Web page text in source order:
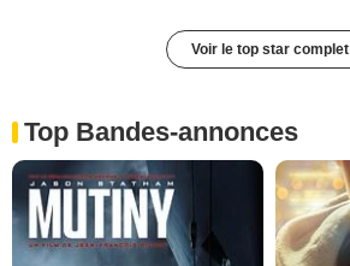
Voir le top star complet
Top Bandes-annonces